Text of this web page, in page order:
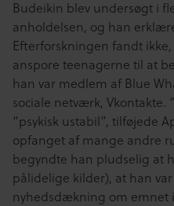
Budeikin blev undersøgt i
anholdelsen, og han
Efterforskningen fandt
anspore teenagerne til at
han var medlem af Blue
sociale netværk,
“psykisk ustabil”, tilføjede
opfanget af mange andre
begyndte han pludselig at
pålidelige kilder), at han
nyhedsdækning om emnet